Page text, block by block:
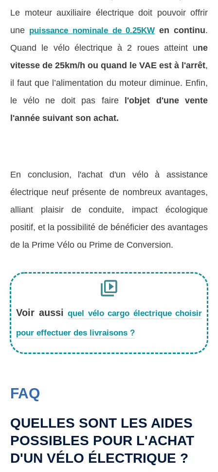
Le moteur auxiliaire électrique doit pouvoir offrir
une puissance nominale de 0.25KW en continu.
Quand le vélo électrique à 2 roues atteint une
vitesse de 25km/h ou quand le VAE est à l'arrêt,
il faut que l’alimentation du moteur diminue. Enfin,
le vélo ne doit pas fairel'objet d'une vente
l'année suivant son achat.
En conclusion, l'achat d'un vélo à assistance
électrique neuf présente de nombreux avantages,
alliant plaisir de conduite, impact écologique
positif, et la possibilité de bénéficier des avantages
de la Prime Vélo ou Prime de Conversion.
Voir aussi quel vélo cargo électrique choisir
pour effectuer des livraisons ?
FAQ
QUELLES SONT LES AIDES
POSSIBLES POUR L'ACHAT
D'UN VÉLO ÉLECTRIQUE ?